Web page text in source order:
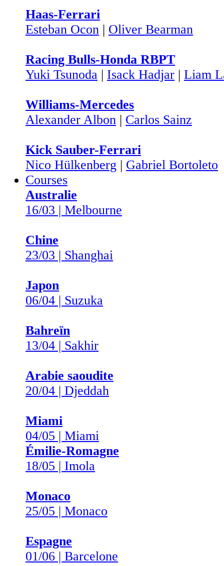
Haas-Ferrari
Esteban Ocon | Oliver Bearman
Racing Bulls-Honda RBPT
Yuki Tsunoda | Isack Hadjar | Liam
Williams-Mercedes
Alexander Albon | Carlos Sainz
Kick Sauber-Ferrari
Nico Hülkenberg | Gabriel Bortoleto
Courses
Australie
16/03 | Melbourne
Chine
23/03 | Shanghai
Japon
06/04 | Suzuka
Bahreïn
13/04 | Sakhir
Arabie saoudite
20/04 | Djeddah
Miami
04/05 | Miami
Émilie-Romagne
18/05 | Imola
Monaco
25/05 | Monaco
Espagne
01/06 | Barcelone